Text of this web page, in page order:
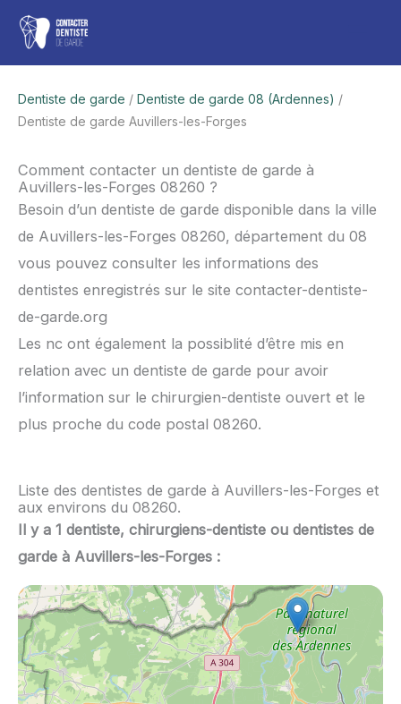
Aller
contenu
Dentiste de garde / Dentiste de garde 08 (Ardennes) /
Dentiste de garde Auvillers-les-Forges
Comment contacter un dentiste de garde à
Auvillers-les-Forges 08260 ?
Besoin d’un dentiste de garde disponible dans la ville
de Auvillers-les-Forges 08260, département du 08
vous pouvez consulter les informations des
dentistes enregistrés sur le site contacter-dentiste-
de-garde.org
Les nc ont également la possiblité d’être mis en
relation avec un dentiste de garde pour avoir
l’information sur le chirurgien-dentiste ouvert et le
plus proche du code postal 08260.
Liste des dentistes de garde à Auvillers-les-Forges et
aux environs du 08260.
Il y a 1 dentiste, chirurgiens-dentiste ou dentistes de
garde à Auvillers-les-Forges :